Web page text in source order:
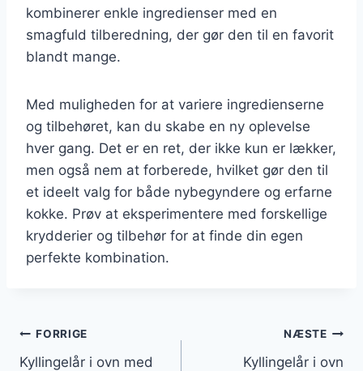
kombinerer enkle ingredienser med en
smagfuld tilberedning, der gør den til en favorit
blandt mange.
Med muligheden for at variere ingredienserne
og tilbehøret, kan du skabe en ny oplevelse
hver gang. Det er en ret, der ikke kun er lækker,
men også nem at forberede, hvilket gør den til
et ideelt valg for både nybegyndere og erfarne
kokke. Prøv at eksperimentere med forskellige
krydderier og tilbehør for at finde din egen
perfekte kombination.
Indlægsnavigation
FORRIGE
Kyllingelår i ovn med
NÆSTE
Kyllingelår i ovn